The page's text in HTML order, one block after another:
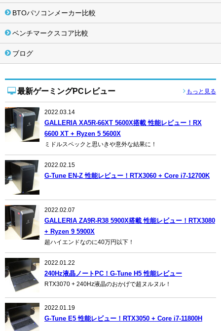
BTOパソコンメーカー比較
ベンチマークスコア比較
ブログ
最新ゲーミングPCレビュー もっと見る
2022.03.14
GALLERIA XA5R-66XT 5600X搭載 性能レビュー！RX
6600 XT + Ryzen 5 5600X
ミドルスペックと思いきや意外な結果に！
2022.02.15
G-Tune EN-Z 性能レビュー！RTX3060 + Core i7-12700K
2022.02.07
GALLERIA ZA9R-R38 5900X搭載 性能レビュー！RTX3080
+ Ryzen 9 5900X
超ハイエンドなのに40万円以下！
2022.01.22
240Hz液晶ノートPC！G-Tune H5 性能レビュー
RTX3070 + 240Hz液晶のおかげで超ヌルヌル！
2022.01.19
G-Tune E5 性能レビュー！RTX3050 + Core i7-11800H